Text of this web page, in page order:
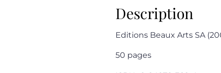
Description
Editions Beaux Arts SA
50 pages